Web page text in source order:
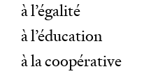
à l’égalité
à l’éducation
à la coopérative